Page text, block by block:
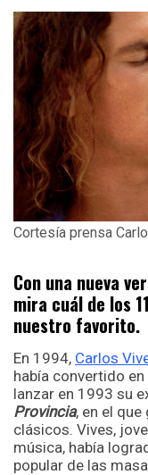
Cortesía prensa
Con una nueva
mira cuál de los
nuestro favorito.
En 1994, Carlos
había convertido
lanzar en 1993 su
Provincia, en el
clásicos. Vives,
música, había
popular de las